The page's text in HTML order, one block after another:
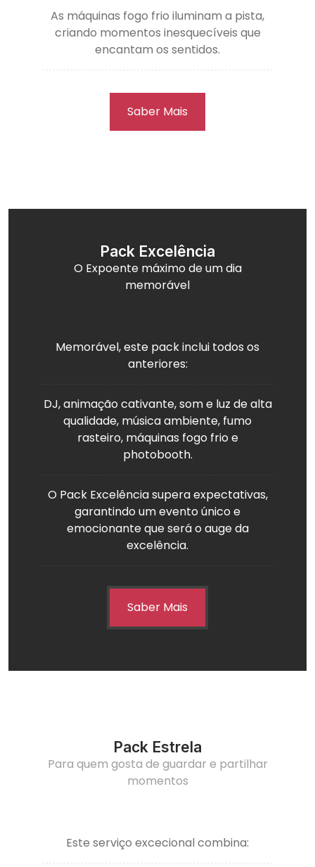
As máquinas fogo frio iluminam a pista,
criando momentos inesquecíveis que
encantam os sentidos.
Saber Mais
Pack Excelência
O Expoente máximo de um dia
memorável
Memorável, este pack inclui todos os
anteriores:
DJ, animação cativante, som e luz de alta
qualidade, música ambiente, fumo
rasteiro, máquinas fogo frio e
photobooth.
O Pack Excelência supera expectativas,
garantindo um evento único e
emocionante que será o auge da
excelência.
Saber Mais
Pack Estrela
Para quem gosta de guardar e partilhar
momentos
Este serviço excecional combina: